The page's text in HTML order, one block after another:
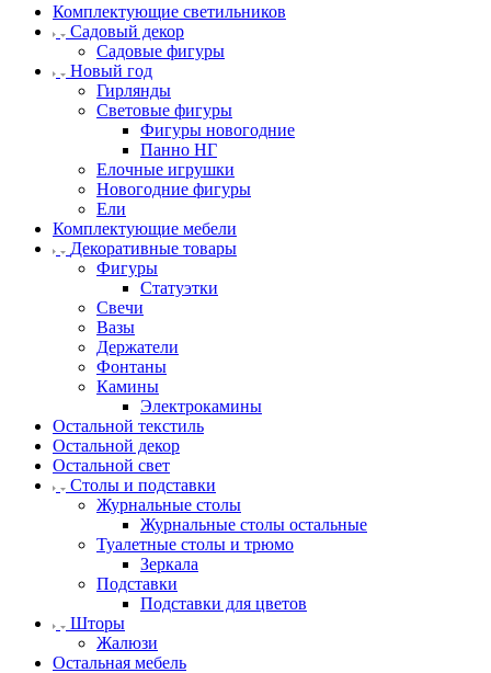
Комплектующие светильников
Садовый декор
Садовые фигуры
Новый год
Гирлянды
Световые фигуры
Фигуры новогодние
Панно НГ
Елочные игрушки
Новогодние фигуры
Ели
Комплектующие мебели
Декоративные товары
Фигуры
Статуэтки
Свечи
Вазы
Держатели
Фонтаны
Камины
Электрокамины
Остальной текстиль
Остальной декор
Остальной свет
Столы и подставки
Журнальные столы
Журнальные столы остальные
Туалетные столы и трюмо
Зеркала
Подставки
Подставки для цветов
Шторы
Жалюзи
Остальная мебель